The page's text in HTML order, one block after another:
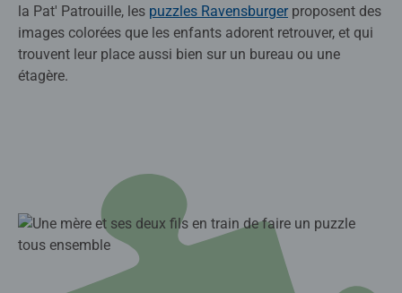
la Pat' Patrouille, les puzzles Ravensburgerproposent des
images colorées que les enfants adorent retrouver, et qui
trouvent leur place aussi bien sur un bureau ou une
étagère.